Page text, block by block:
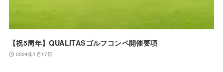
【祝5周年】QUALITASゴルフコンペ開催要項
2024年1月17日